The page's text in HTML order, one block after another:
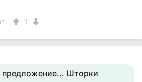
1
предложение... Шторки